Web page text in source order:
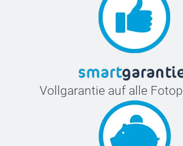
Vollgarantie auf alle